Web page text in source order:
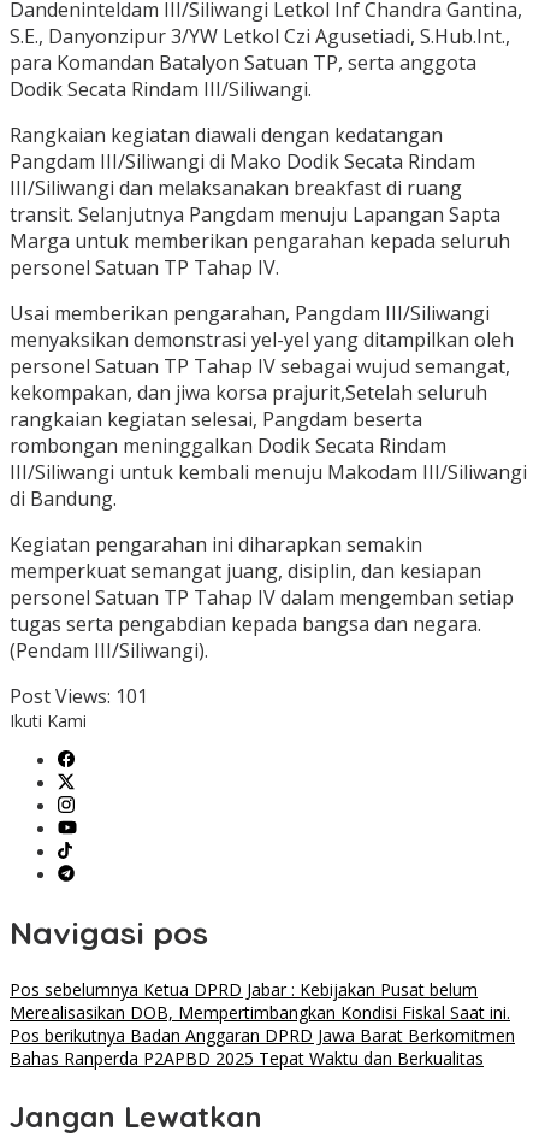
Dandeninteldam III/Siliwangi Letkol Inf Chandra Gantina,
S.E., Danyonzipur 3/YW Letkol Czi Agusetiadi, S.Hub.Int.,
para Komandan Batalyon Satuan TP, serta anggota
Dodik Secata Rindam III/Siliwangi.
Rangkaian kegiatan diawali dengan kedatangan
Pangdam III/Siliwangi di Mako Dodik Secata Rindam
III/Siliwangi dan melaksanakan breakfast di ruang
transit. Selanjutnya Pangdam menuju Lapangan Sapta
Marga untuk memberikan pengarahan kepada seluruh
personel Satuan TP Tahap IV.
Usai memberikan pengarahan, Pangdam III/Siliwangi
menyaksikan demonstrasi yel-yel yang ditampilkan oleh
personel Satuan TP Tahap IV sebagai wujud semangat,
kekompakan, dan jiwa korsa prajurit,Setelah seluruh
rangkaian kegiatan selesai, Pangdam beserta
rombongan meninggalkan Dodik Secata Rindam
III/Siliwangi untuk kembali menuju Makodam III/Siliwangi
di Bandung.
Kegiatan pengarahan ini diharapkan semakin
memperkuat semangat juang, disiplin, dan kesiapan
personel Satuan TP Tahap IV dalam mengemban setiap
tugas serta pengabdian kepada bangsa dan negara.
(Pendam III/Siliwangi).
Post Views: 101
Ikuti Kami
Navigasi pos
Pos sebelumnya Ketua DPRD Jabar : Kebijakan Pusat belum
Merealisasikan DOB, Mempertimbangkan Kondisi Fiskal Saat ini.
Pos berikutnya Badan Anggaran DPRD Jawa Barat Berkomitmen
Bahas Ranperda P2APBD 2025 Tepat Waktu dan Berkualitas
Jangan Lewatkan